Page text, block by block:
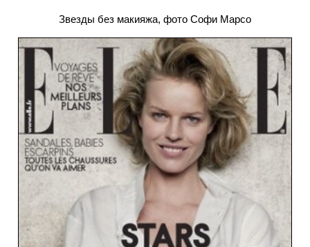
Звезды без макияжа, фото Софи Марсо